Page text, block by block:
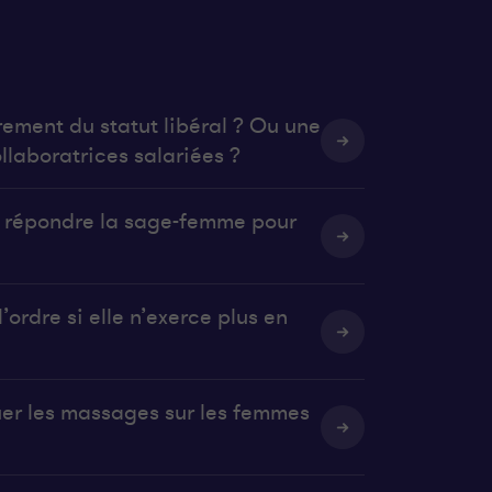
du statut libéral ? Ou une
salariées ?
la sage-femme pour
si elle n’exerce plus en
les massages sur les femmes